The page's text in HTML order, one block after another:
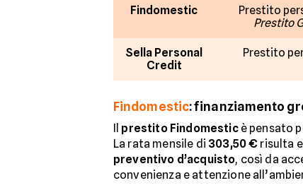
Findomestic
Prestito
Prestito
Sella Personal
Credit
Prestito
Findomestic: finanziamento
Il prestito Findomesticè pensato
La rata mensile di 303,50 € risulta
preventivo d’acquisto, così da
convenienza e attenzione